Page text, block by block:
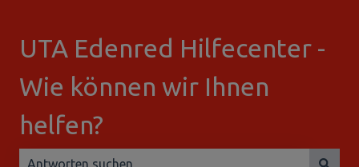
UTA Edenred Hilfecenter -
Wie können wir Ihnen
helfen?